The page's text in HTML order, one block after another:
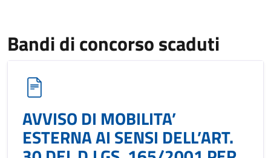
Bandi di concorso scaduti
AVVISO DI MOBILITA’
ESTERNA AI SENSI DELL’ART.